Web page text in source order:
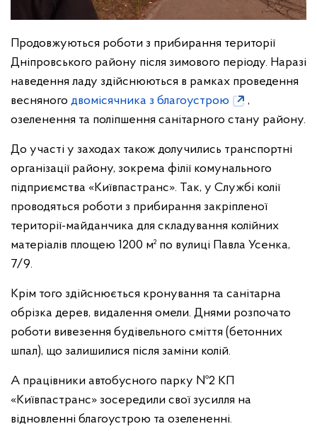
Продовжуються роботи з прибирання території
Дніпровського району після зимового періоду. Наразі
наведення ладу здійснюються в рамках проведення
весняного двомісячника з благоустрою
,
озеленення та поліпшення санітарного стану району.
До участі у заходах також долучились транспортні
організації району, зокрема філії комунального
підприємства «Київпастранс». Так, у Службі колії
проводяться роботи з прибирання закріпленої
території-майданчика для складування колійних
матеріалів площею 1200 м² по вулиці Павла Усенка,
7/9.
Крім того здійснюється кронування та санітарна
обрізка дерев, видалення омели. Днями розпочато
роботи вивезення будівельного сміття (бетонних
шпал), що залишилися після заміни колій.
А працівники автобусного парку №2 КП
«Київпастранс» зосередили свої зусилля на
відновленні благоустрою та озелененні.